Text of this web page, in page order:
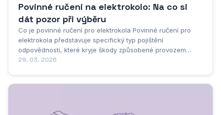
Povinné ručení na elektrokolo: Na co si
dát pozor při výběru
Co je povinné ručení pro elektrokola Povinné ručení pro
elektrokola představuje specifický typ pojištění
odpovědnosti, které kryje škody způsobené provozem
elektrokola třetím osobám. Toto pojištění je ze zákona
29. 03. 2026